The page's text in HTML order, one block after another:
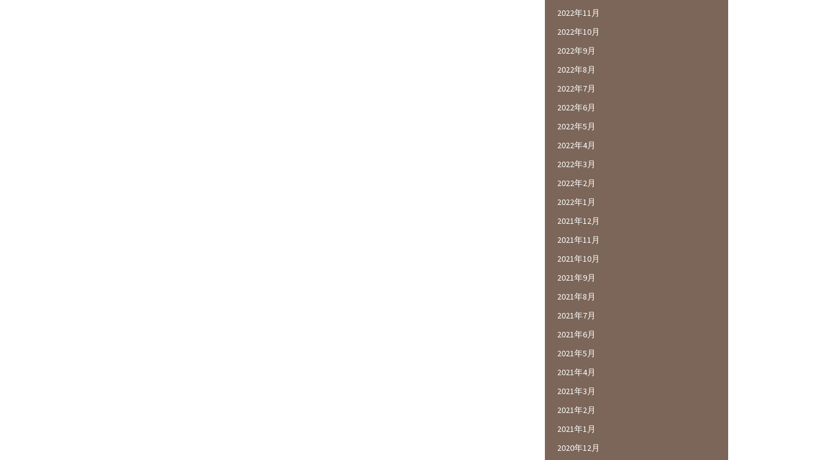
2022年11月
2022年10月
2022年9月
2022年8月
2022年7月
2022年6月
2022年5月
2022年4月
2022年3月
2022年2月
2022年1月
2021年12月
2021年11月
2021年10月
2021年9月
2021年8月
2021年7月
2021年6月
2021年5月
2021年4月
2021年3月
2021年2月
2021年1月
2020年12月